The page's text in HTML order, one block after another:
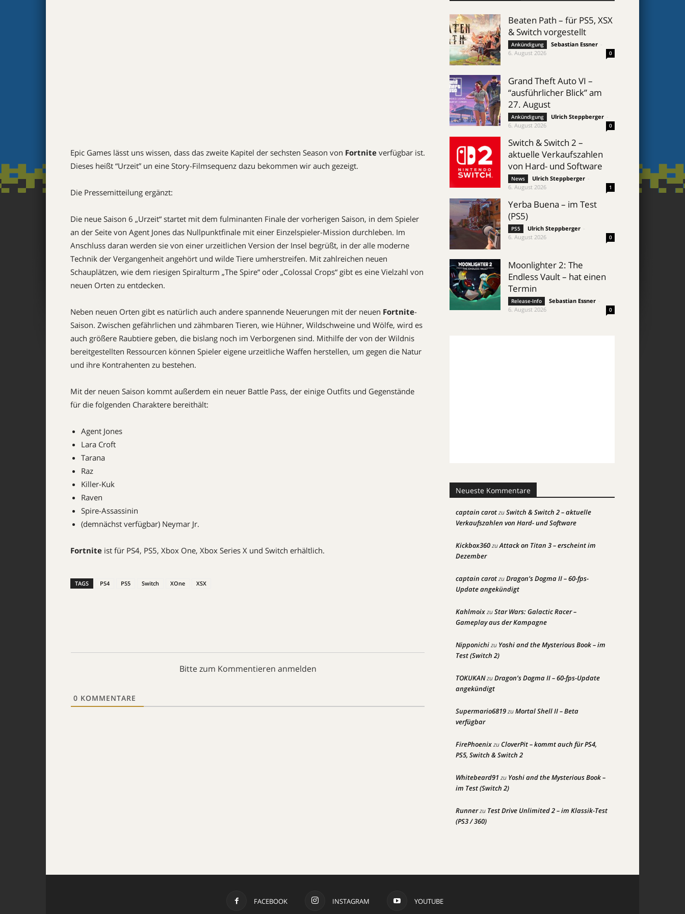
Epic Games lässt uns wissen, dass das zweite Kapitel der sechsten Season von Fortnite verfügbar ist.
Dieses heißt “Urzeit” un eine Story-Filmsequenz dazu bekommen wir auch gezeigt.
Die Pressemitteilung ergänzt:
Die neue Saison 6 „Urzeit“ startet mit dem fulminanten Finale der vorherigen Saison, in dem Spieler
an der Seite von Agent Jones das Nullpunktfinale mit einer Einzelspieler-Mission durchleben. Im
Anschluss daran werden sie von einer urzeitlichen Version der Insel begrüßt, in der alle moderne
Technik der Vergangenheit angehört und wilde Tiere umherstreifen. Mit zahlreichen neuen
Schauplätzen, wie dem riesigen Spiralturm „The Spire“ oder „Colossal Crops“ gibt es eine Vielzahl von
neuen Orten zu entdecken.
Neben neuen Orten gibt es natürlich auch andere spannende Neuerungen mit der neuen Fortnite-
Saison. Zwischen gefährlichen und zähmbaren Tieren, wie Hühner, Wildschweine und Wölfe, wird es
auch größere Raubtiere geben, die bislang noch im Verborgenen sind. Mithilfe der von der Wildnis
bereitgestellten Ressourcen können Spieler eigene urzeitliche Waffen herstellen, um gegen die Natur
und ihre Kontrahenten zu bestehen.
Mit der neuen Saison kommt außerdem ein neuer Battle Pass, der einige Outfits und Gegenstände
für die folgenden Charaktere bereithält:
Agent Jones
Lara Croft
Tarana
Raz
Killer-Kuk
Raven
Spire-Assassinin
(demnächst verfügbar) Neymar Jr.
Fortnite ist für PS4, PS5, Xbox One, Xbox Series X und Switch erhältlich.
TAGS PS4 PS5 Switch XOne XSX
Bitte zum Kommentieren anmelden
0 KOMMENTARE
Beaten Path – für PS5, XSX
& Switch vorgestellt
Ankündigung Sebastian Essner
6. August 2026
0
Grand Theft Auto VI –
“ausführlicher Blick” am
27. August
Ankündigung Ulrich Steppberger
6. August 2026
0
Switch & Switch 2 –
aktuelle Verkaufszahlen
von Hard- und Software
News Ulrich Steppberger
6. August 2026
1
Yerba Buena – im Test
(PS5)
PS5 Ulrich Steppberger
6. August 2026
0
Moonlighter 2: The
Endless Vault – hat einen
Termin
Release-Info Sebastian Essner
6. August 2026
0
Neueste Kommentare
captain carotzuSwitch & Switch 2 – aktuelle
Verkaufszahlen von Hard- und Software
Kickbox360zuAttack on Titan 3 – erscheint im
Dezember
captain carotzuDragon’s Dogma II – 60-fps-
Update angekündigt
KahlmoixzuStar Wars: Galactic Racer –
Gameplay aus der Kampagne
Nipponichizu Yoshi and the Mysterious Book – im
Test (Switch 2)
TOKUKANzuDragon’s Dogma II – 60-fps-Update
angekündigt
Supermario6819zuMortal Shell II – Beta
verfügbar
FirePhoenixzuCloverPit – kommt auch für PS4,
PS5, Switch & Switch 2
Whitebeard91 zu Yoshi and the Mysterious Book –
im Test (Switch 2)
Runnerzu Test Drive Unlimited 2 – im Klassik-Test
(PS3 / 360)
FACEBOOK INSTAGRAM YOUTUBE